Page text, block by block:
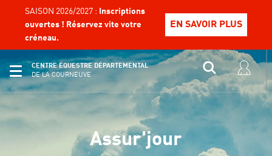
SAISON 2026/2027 :
Inscriptions
ouvertes ! Réservez vite votre
créneau.
EN SAVOIR PLUS
CENTRE ÉQUESTRE DÉPARTEMENTAL
DE LA COURNEUVE
Assur'jour